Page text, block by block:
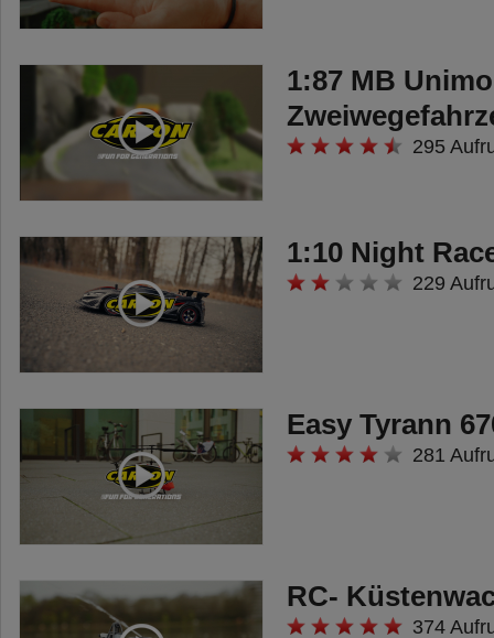
1:87 MB
295
1:10 Night
229
Easy Tyrann
281
RC-
374